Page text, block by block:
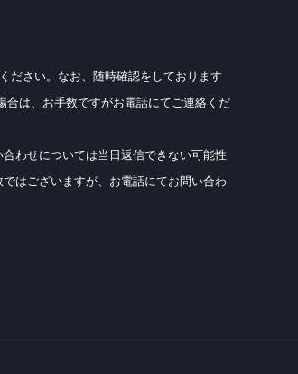
ださい。なお、随時確認をしております
は、お手数ですがお電話にてご連絡くだ
わせについては当日返信できない可能性
はございますが、お電話にてお問い合わ